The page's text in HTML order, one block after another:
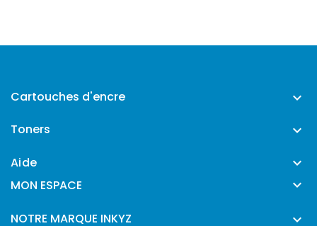
Cartouches d'encre 
Toners 
Aide 
MON ESPACE 
NOTRE MARQUE INKYZ 